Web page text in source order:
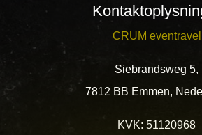
CRUM eventravel
Siebrandsweg 5,
7812 BB Emmen,
KVK: 51120968